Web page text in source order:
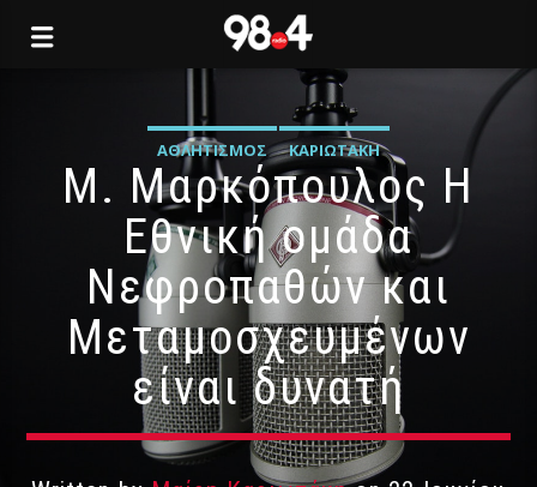
ΑΘΛΗΤΙΣΜΌΣ ΚΑΡΙΩΤΆΚΗ
Μ. Μαρκόπουλος Η
Εθνική ομάδα
Νεφροπαθών και
Μεταμοσχευμένων
είναι δυνατή